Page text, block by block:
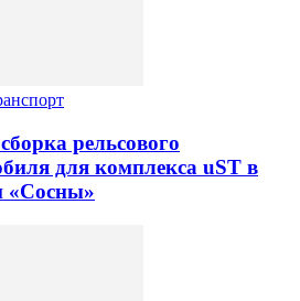
рельсового
для комплекса uST в
«Сосны»